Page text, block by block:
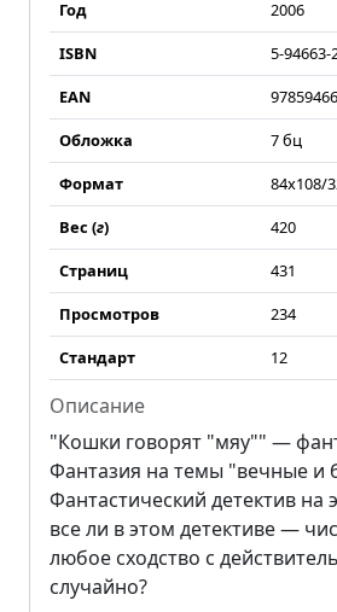
Год
2006
ISBN
5-94663-
EAN
Обложка
7 бц
Формат
84x108/
Вес (г)
420
Страниц
431
Просмотров
234
Стандарт
12
Описание
"Кошки говорят "мяу"" —
Фантазия на темы "вечные и
Фантастический детектив на
все ли в этом детективе —
любое сходство с
случайно?